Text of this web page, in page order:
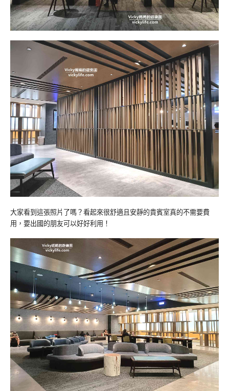
大家看到這張照片了嗎？看起來很舒適且安靜的貴賓室真的不需要費
用，要出國的朋友可以好好利用！